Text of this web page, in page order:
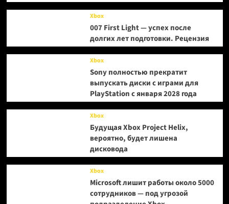
Xbox
007 First Light — успех после
долгих лет подготовки. Рецензия
Xbox
Sony полностью прекратит
выпускать диски с играми для
PlayStation с января 2028 года
Xbox
Будущая Xbox Project Helix,
вероятно, будет лишена
дисковода
Xbox
Microsoft лишит работы около 5000
сотрудников — под угрозой